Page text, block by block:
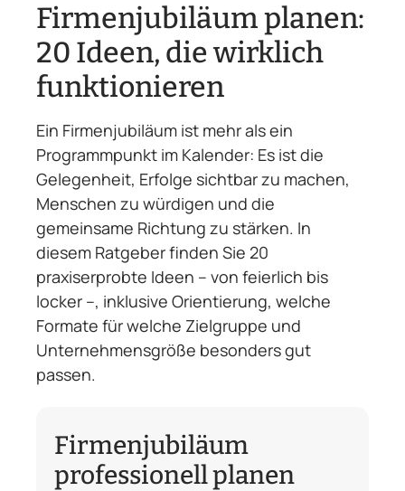
Firmenjubiläum planen:
20 Ideen, die wirklich
funktionieren
Ein Firmenjubiläum ist mehr als ein
Programmpunkt im Kalender: Es ist die
Gelegenheit, Erfolge sichtbar zu machen,
Menschen zu würdigen und die
gemeinsame Richtung zu stärken. In
diesem Ratgeber finden Sie 20
praxiserprobte Ideen – von feierlich bis
locker –, inklusive Orientierung, welche
Formate für welche Zielgruppe und
Unternehmensgröße besonders gut
passen.
Firmenjubiläum
professionell planen